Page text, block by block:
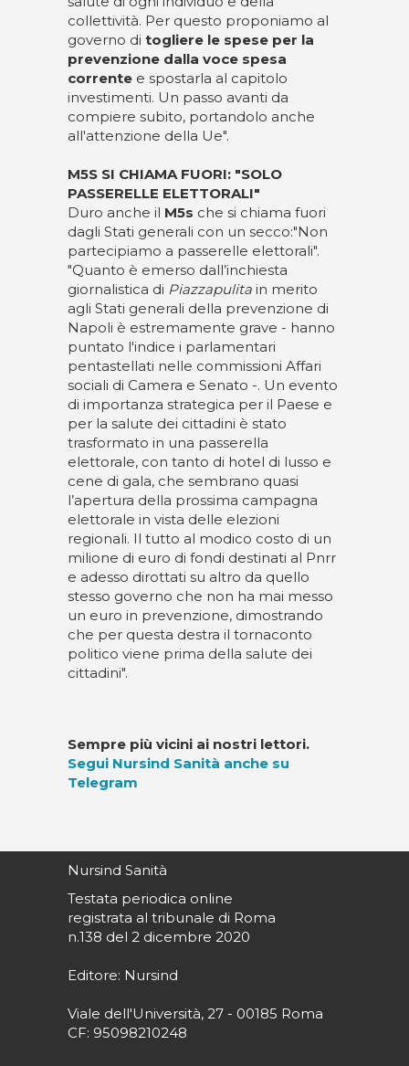
collettività. Per questo proponiamo al
governo di togliere le spese per la
prevenzione dalla voce spesa
corrente e spostarla al capitolo
investimenti. Un passo avanti da
compiere subito, portandolo anche
all'attenzione della Ue".
M5S SI CHIAMA FUORI: "SOLO
PASSERELLE ELETTORALI"
Duro anche il M5s che si chiama fuori
dagli Stati generali con un secco:"Non
partecipiamo a passerelle elettorali".
"Quanto è emerso dall’inchiesta
giornalistica di Piazzapulita in merito
agli Stati generali della prevenzione di
Napoli è estremamente grave - hanno
puntato l'indice i parlamentari
pentastellati nelle commissioni Affari
sociali di Camera e Senato -. Un evento
di importanza strategica per il Paese e
per la salute dei cittadini è stato
trasformato in una passerella
elettorale, con tanto di hotel di lusso e
cene di gala, che sembrano quasi
l’apertura della prossima campagna
elettorale in vista delle elezioni
regionali. Il tutto al modico costo di un
milione di euro di fondi destinati al Pnrr
e adesso dirottati su altro da quello
stesso governo che non ha mai messo
un euro in prevenzione, dimostrando
che per questa destra il tornaconto
politico viene prima della salute dei
cittadini".
Sempre più vicini ai nostri lettori.
Segui Nursind Sanità anche su
Telegram
Nursind Sanità
Testata periodica online
registrata al tribunale di Roma
n.138 del 2 dicembre 2020
Editore: Nursind
Viale dell'Università, 27 - 00185 Roma
CF: 95098210248